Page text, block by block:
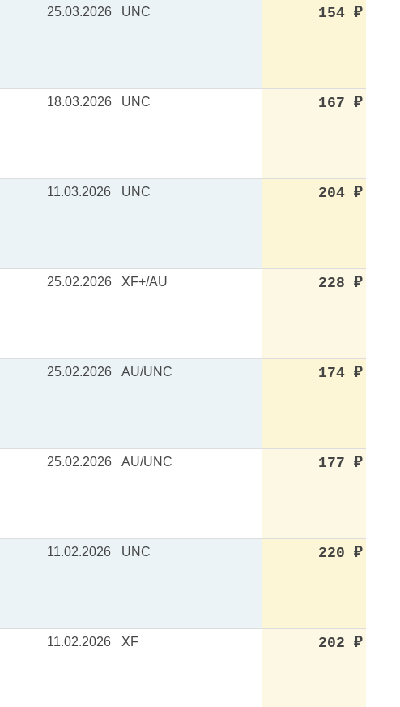
25.03.2026 UNC 154 ₽
18.03.2026 UNC 167 ₽
11.03.2026 UNC 204 ₽
25.02.2026 XF+/AU 228 ₽
25.02.2026 AU/UNC 174 ₽
25.02.2026 AU/UNC 177 ₽
11.02.2026 UNC 220 ₽
11.02.2026 XF 202 ₽